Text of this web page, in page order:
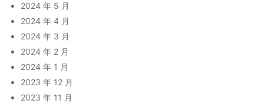
2024 年 5 月
2024 年 4 月
2024 年 3 月
2024 年 2 月
2024 年 1 月
2023 年 12 月
2023 年 11 月